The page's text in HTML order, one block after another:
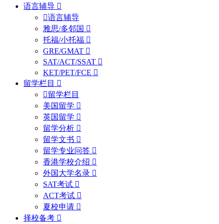
语言辅导
语言辅导
雅思/多邻国
托福/小托福
GRE/GMAT
SAT/ACT/SSAT
KET/PET/FCE
留学栏目
留学栏目
美国留学
英国留学
留学分析
留学文书
留学专业问答
香港学校介绍
外国大学名录
SAT考试
ACT考试
夏校申请
择校备考